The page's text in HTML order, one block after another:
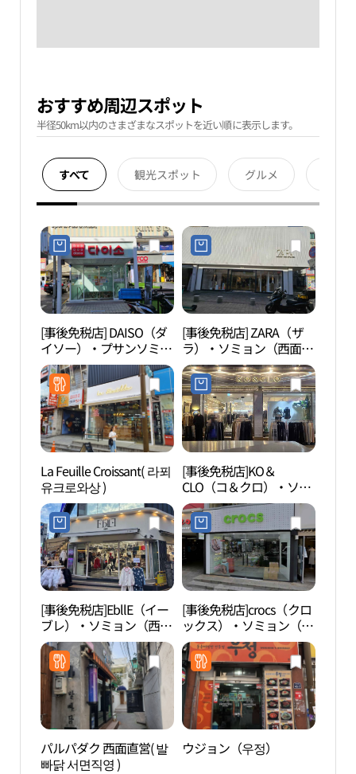
おすすめ周辺スポット
半径50km以内のさまざまなスポットを近い順に表示します。
すべて 観光スポット グルメ
[事後免税店] DAISO（ダ
イソー）・プサンソミョ
ン（釜山西面）店(다이
소 부산서면점)
[事後免税店] ZARA（ザ
ラ）・ソミョン（西面）
店(ZARA 서면점)
La Feuille Croissant( 라푀
유크로와상 )
[事後免税店]KO＆
CLO（コ＆クロ）・ソミ
ョン（西面）店(코앤클
로 서면점)
[事後免税店]EbllE（イー
ブレ）・ソミョン（西
面）店(이블래 서면점)
[事後免税店]crocs（クロ
ックス）・ソミョン（西
面）店(크록스 서면점)
パルパダク 西面直営( 발
빠닭 서면직영 )
ウジョン（우정）